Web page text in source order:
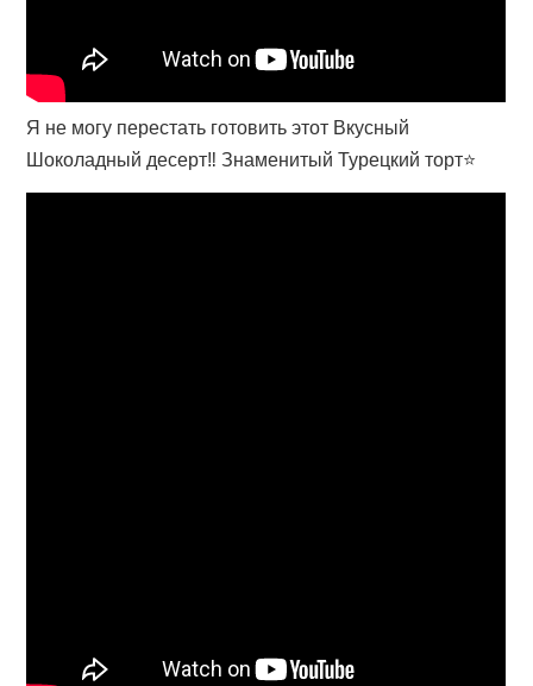
Я не могу перестать готовить этот Вкусный
Шоколадный десерт‼ Знаменитый Турецкий торт⭐